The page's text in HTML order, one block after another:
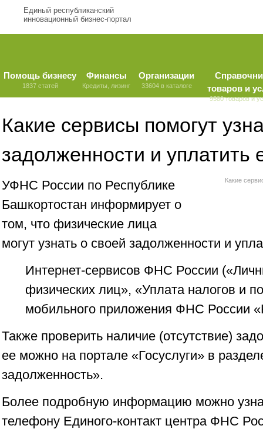
Единый республиканский
инновационный бизнес-портал
Помощь бизнесу
1837 статей
Финансы
Кредиты, лизинг
Организации
33604 в каталоге
товаров и
9580 товаров и
Какие сервисы помогут
задолженности и уплатить
Какие
УФНС России по Республике
Башкортостан информирует о
том, что физические лица
могут узнать о своей задолженности и
Интернет-сервисов ФНС России
физических лиц», «Уплата налогов и
мобильного приложения ФНС России
Также проверить наличие (отсутствие)
ее можно на портале «Госуслуги» в
задолженность».
Более подробную информацию можно
телефону Единого-контакт центра ФНС